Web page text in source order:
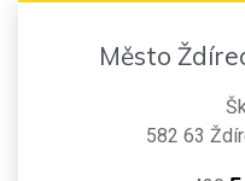
Město
582 63